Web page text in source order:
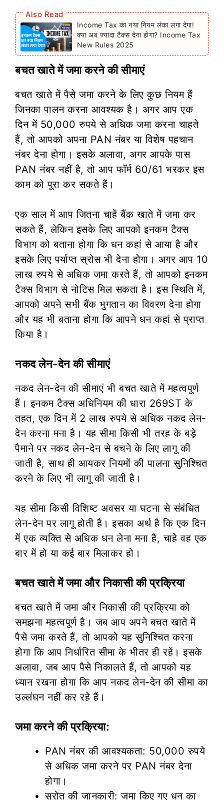
Also Read
Income Tax का नया नियम लंका लगा देगा!
क्या अब ज्यादा टैक्स देना होगा? Income Tax
New Rules 2025
बचत खाते में जमा करने की सीमाएं
बचत खाते में पैसे जमा करने के लिए कुछ नियम हैं
जिनका पालन करना आवश्यक है। अगर आप एक
दिन में 50,000 रुपये से अधिक जमा करना चाहते
हैं, तो आपको अपना PAN नंबर या विशेष पहचान
नंबर देना होगा। इसके अलावा, अगर आपके पास
PAN नंबर नहीं है, तो आप फॉर्म 60/61 भरकर इस
काम को पूरा कर सकते हैं।
एक साल में आप जितना चाहें बैंक खाते में जमा कर
सकते हैं, लेकिन इसके लिए आपको इनकम टैक्स
विभाग को बताना होगा कि धन कहां से आया है और
इसके लिए पर्याप्त स्रोस भी देना होगा। अगर आप 10
लाख रुपये से अधिक जमा करते हैं, तो आपको इनकम
टैक्स विभाग से नोटिस मिल सकता है। इस स्थिति में,
आपको अपने सभी बैंक भुगतान का विवरण देना होगा
और यह भी बताना होगा कि आपने धन कहां से प्राप्त
किया है।
नकद लेन-देन की सीमाएं
नकद लेन-देन की सीमाएं भी बचत खाते में महत्वपूर्ण
हैं। इनकम टैक्स अधिनियम की धारा 269ST के
तहत, एक दिन में 2 लाख रुपये से अधिक नकद लेन-
देन करना मना है। यह सीमा किसी भी तरह के बड़े
पैमाने पर नकद लेन-देन से बचने के लिए लागू की
जाती है, साथ ही आयकर नियमों की पालना सुनिश्चित
करने के लिए भी लागू की जाती है।
यह सीमा किसी विशिष्ट अवसर या घटना से संबंधित
लेन-देन पर लागू होती है। इसका अर्थ है कि एक दिन
में एक व्यक्ति से अधिक धन लेना मना है, चाहे वह एक
बार में हो या कई बार मिलाकर हो।
बचत खाते में जमा और निकासी की प्रक्रिया
बचत खाते में जमा और निकासी की प्रक्रिया को
समझना महत्वपूर्ण है। जब आप अपने बचत खाते में
पैसे जमा करते हैं, तो आपको यह सुनिश्चित करना
होगा कि आप निर्धारित सीमा के भीतर ही रहें। इसके
अलावा, जब आप पैसे निकालते हैं, तो आपको यह
ध्यान रखना होगा कि आप नकद लेन-देन की सीमा का
उल्लंघन नहीं कर रहे हैं।
जमा करने की प्रक्रिया:
PAN नंबर की आवश्यकता: 50,000 रुपये
से अधिक जमा करने पर PAN नंबर देना
होगा।
स्रोत की जानकारी: जमा किए गए धन का